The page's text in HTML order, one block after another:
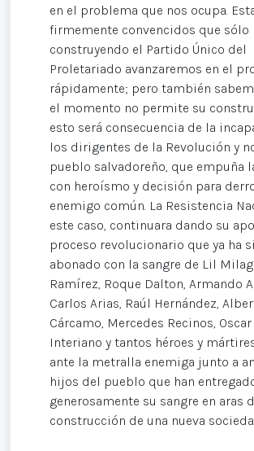
en el problema que nos ocupa.
firmemente convencidos que sólo
construyendo el Partido Único del
Proletariado avanzaremos en el
rápidamente; pero también
el momento no permite su
esto será consecuencia de la
los dirigentes de la Revolución y
pueblo salvadoreño, que empuña
con heroísmo y decisión para
enemigo común. La Resistencia
este caso, continuara dando su
proceso revolucionario que ya ha
abonado con la sangre de Lil
Ramírez, Roque Dalton, Armando
Carlos Arias, Raúl Hernández,
Cárcamo, Mercedes Recinos,
Interiano y tantos héroes y
ante la metralla enemiga junto a
hijos del pueblo que han
generosamente su sangre en aras
construcción de una nueva